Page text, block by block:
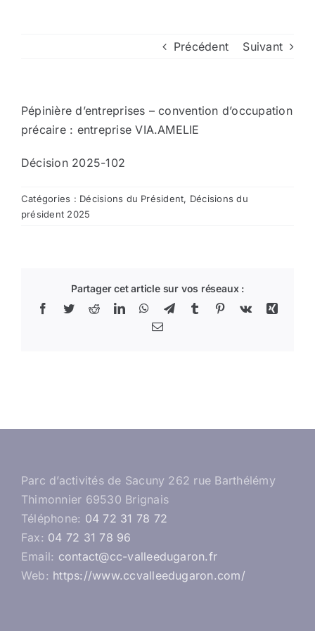
Nous contacter
Aller au site de la CCVG
Précédent Suivant
Pépinière d’entreprises – convention d’occupation
précaire : entreprise VIA.AMELIE
Décision 2025-102
Catégories : Décisions du Président, Décisions du
président 2025
Partager cet article sur vos réseaux :
Facebook
TwitterRedditLinkedInWhatsApp
TelegramTumblr Pinterest
Vk
Xing
Email
Parc d’activités de Sacuny 262 rue Barthélémy
Thimonnier 69530 Brignais
Téléphone: 04 72 31 78 72
Fax: 04 72 31 78 96
Email: contact@cc-valleedugaron.fr
Web: https://www.ccvalleedugaron.com/